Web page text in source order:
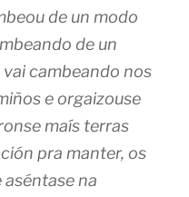
de un modo
de un
cambeando nos
e orgaizouse
maís terras
pra manter, os
na